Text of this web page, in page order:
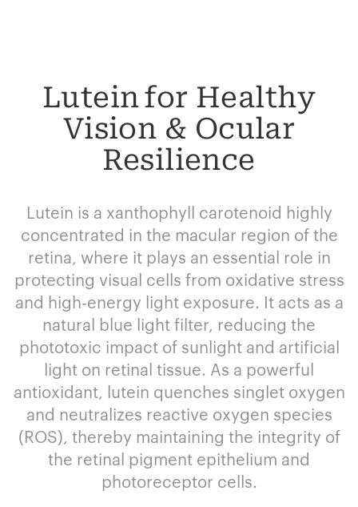
Lutein for Healthy
Vision & Ocular
Resilience​
Lutein is a xanthophyll carotenoid highly
concentrated in the macular region of the
retina, where it plays an essential role in
protecting visual cells from oxidative stress
and high-energy light exposure. It acts as a
natural blue light filter, reducing the
phototoxic impact of sunlight and artificial
light on retinal tissue. As a powerful
antioxidant, lutein quenches singlet oxygen
and neutralizes reactive oxygen species
(ROS), thereby maintaining the integrity of
the retinal pigment epithelium and
photoreceptor cells.